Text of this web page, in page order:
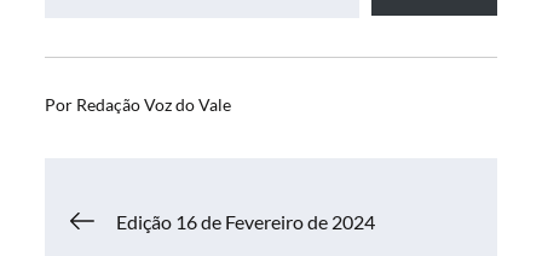
Por Redação Voz do Vale
Navegação
Edição 16 de Fevereiro de 2024